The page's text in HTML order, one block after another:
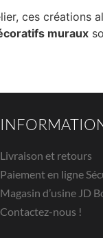
ces créations
muraux
Livraison et retours
Paiement en ligne
Magasin d’usine JD
Contactez-nous !